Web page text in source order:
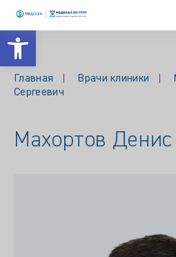
Открыть панель инструментов
Главная Врачи клиники
Сергеевич
Махортов Денис